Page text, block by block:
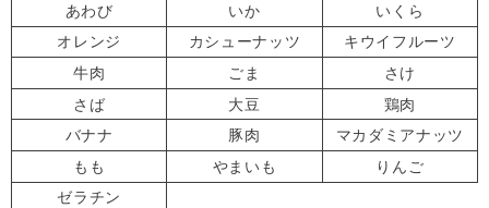
あわび
いか
いくら
オレンジ
カシューナッツ
キウイフルーツ
牛肉
ごま
さけ
さば
大豆
鶏肉
バナナ
豚肉
マカダミアナッツ
もも
やまいも
りんご
ゼラチン